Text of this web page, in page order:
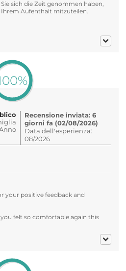
sich die Zeit genommen haben,
Aufenthalt mitzuteilen.
Recensione inviata: 6
giorni fa (02/08/2026)
Data dell'esperienza:
08/2026
your positive feedback and
felt so comfortable again this